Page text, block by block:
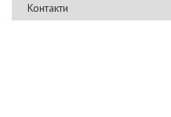
Контакти